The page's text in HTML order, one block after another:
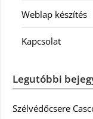
Weblap készítés
Kapcsolat
Legutóbbi
Szélvédőcsere